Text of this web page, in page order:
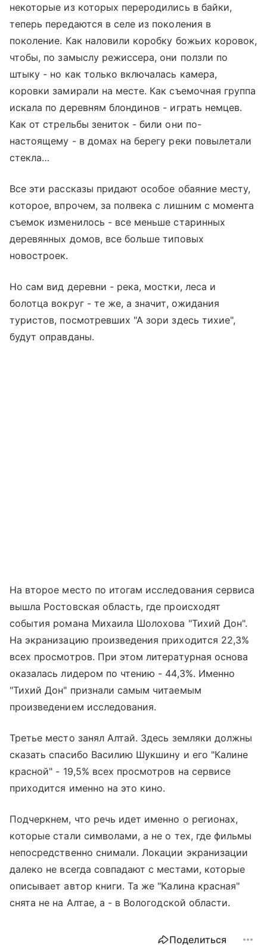
некоторые из которых переродились в байки,
теперь передаются в селе из поколения в
поколение. Как наловили коробку божьих коровок,
чтобы, по замыслу режиссера, они ползли по
штыку - но как только включалась камера,
коровки замирали на месте. Как съемочная группа
искала по деревням блондинов - играть немцев.
Как от стрельбы зениток - били они по-
настоящему - в домах на берегу реки повылетали
стекла…
Все эти рассказы придают особое обаяние месту,
которое, впрочем, за полвека с лишним с момента
съемок изменилось - все меньше старинных
деревянных домов, все больше типовых
новостроек.
Но сам вид деревни - река, мостки, леса и
болотца вокруг - те же, а значит, ожидания
туристов, посмотревших "А зори здесь тихие",
будут оправданы.
На второе место по итогам исследования сервиса
вышла Ростовская область, где происходят
события романа Михаила Шолохова "Тихий Дон".
На экранизацию произведения приходится 22,3%
всех просмотров. При этом литературная основа
оказалась лидером по чтению - 44,3%. Именно
"Тихий Дон" признали самым читаемым
произведением исследования.
Третье место занял Алтай. Здесь земляки должны
сказать спасибо Василию Шукшину и его "Калине
красной" - 19,5% всех просмотров на сервисе
приходится именно на это кино.
Подчеркнем, что речь идет именно о регионах,
которые стали символами, а не о тех, где фильмы
непосредственно снимали. Локации экранизации
далеко не всегда совпадают с местами, которые
описывает автор книги. Та же "Калина красная"
снята не на Алтае, а - в Вологодской области.
Поделиться